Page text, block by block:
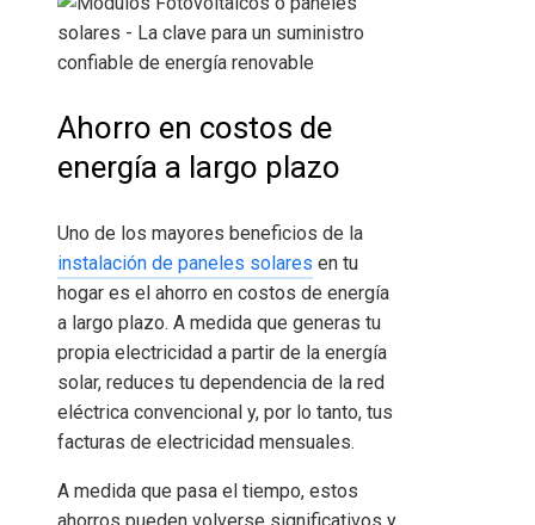
Ahorro en costos de
energía a largo plazo
Uno de los mayores beneficios de la
instalación de paneles solares en tu
hogar es el ahorro en costos de energía
a largo plazo. A medida que generas tu
propia electricidad a partir de la energía
solar, reduces tu dependencia de la red
eléctrica convencional y, por lo tanto, tus
facturas de electricidad mensuales.
A medida que pasa el tiempo, estos